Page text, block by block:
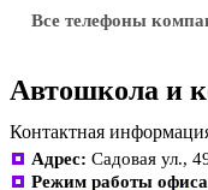
Все телефоны
Автошкола и
Контактная
Адрес: Садовая ул.,
Режим работы